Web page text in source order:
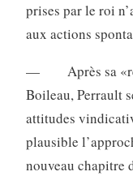
prises par le roi
aux actions
— Après sa
Boileau, Perrault
attitudes
plausible
nouveau chapitre